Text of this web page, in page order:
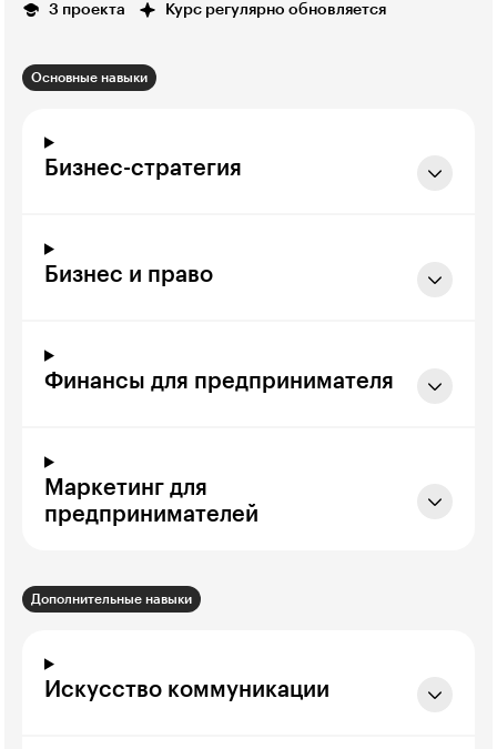
3 проекта Курс регулярно обновляется
Основные навыки
Бизнес-стратегия
Бизнес и право
Финансы для предпринимателя
Маркетинг для
предпринимателей
Дополнительные навыки
Искусство коммуникации